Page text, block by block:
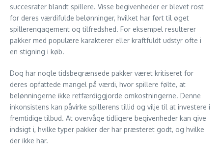
succesrater blandt spillere. Visse begivenheder er blevet rost
for deres værdifulde belønninger, hvilket har ført til øget
spillerengagement og tilfredshed. For eksempel resulterer
pakker med populære karakterer eller kraftfuldt udstyr ofte i
en stigning i køb.
Dog har nogle tidsbegrænsede pakker været kritiseret for
deres opfattede mangel på værdi, hvor spillere følte, at
belønningerne ikke retfærdiggjorde omkostningerne. Denne
inkonsistens kan påvirke spillerens tillid og vilje til at investere i
fremtidige tilbud. At overvåge tidligere begivenheder kan give
indsigt i, hvilke typer pakker der har præsteret godt, og hvilke
der ikke har.